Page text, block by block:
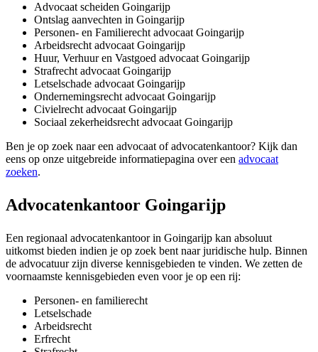
Advocaat scheiden Goingarijp
Ontslag aanvechten in Goingarijp
Personen- en Familierecht advocaat Goingarijp
Arbeidsrecht advocaat Goingarijp
Huur, Verhuur en Vastgoed advocaat Goingarijp
Strafrecht advocaat Goingarijp
Letselschade advocaat Goingarijp
Ondernemingsrecht advocaat Goingarijp
Civielrecht advocaat Goingarijp
Sociaal zekerheidsrecht advocaat Goingarijp
Ben je op zoek naar een advocaat of advocatenkantoor? Kijk dan
eens op onze uitgebreide informatiepagina over een advocaat
zoeken.
Advocatenkantoor Goingarijp
Een regionaal advocatenkantoor in Goingarijp kan absoluut
uitkomst bieden indien je op zoek bent naar juridische hulp. Binnen
de advocatuur zijn diverse kennisgebieden te vinden. We zetten de
voornaamste kennisgebieden even voor je op een rij:
Personen- en familierecht
Letselschade
Arbeidsrecht
Erfrecht